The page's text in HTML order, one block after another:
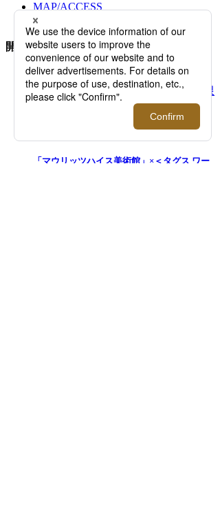
MAP/ACCESS
FLOOR GUIDE >
開催中のイベント
「マウリッツハイス美術館」×＜タグス ワー